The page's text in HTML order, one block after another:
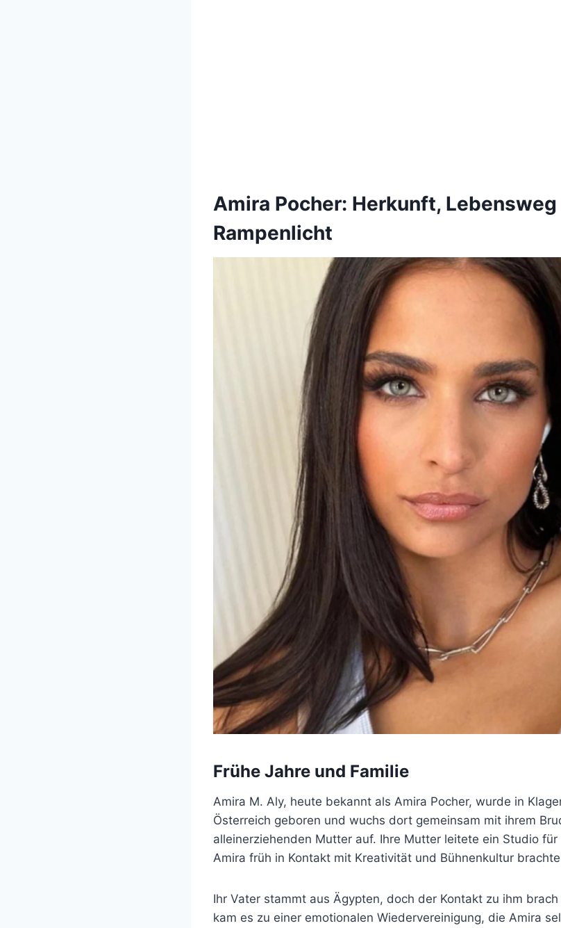
Amira Pocher: Herkunft,
Rampenlicht
Frühe Jahre und Familie
Amira M. Aly, heute bekannt als Amira Pocher, wurde in
Österreich geboren und wuchs dort gemeinsam mit ihrem
alleinerziehenden Mutter auf. Ihre Mutter leitete ein Studio
Amira früh in Kontakt mit Kreativität und Bühnenkultur
Ihr Vater stammt aus Ägypten, doch der Kontakt zu ihm
kam es zu einer emotionalen Wiedervereinigung, die Amira